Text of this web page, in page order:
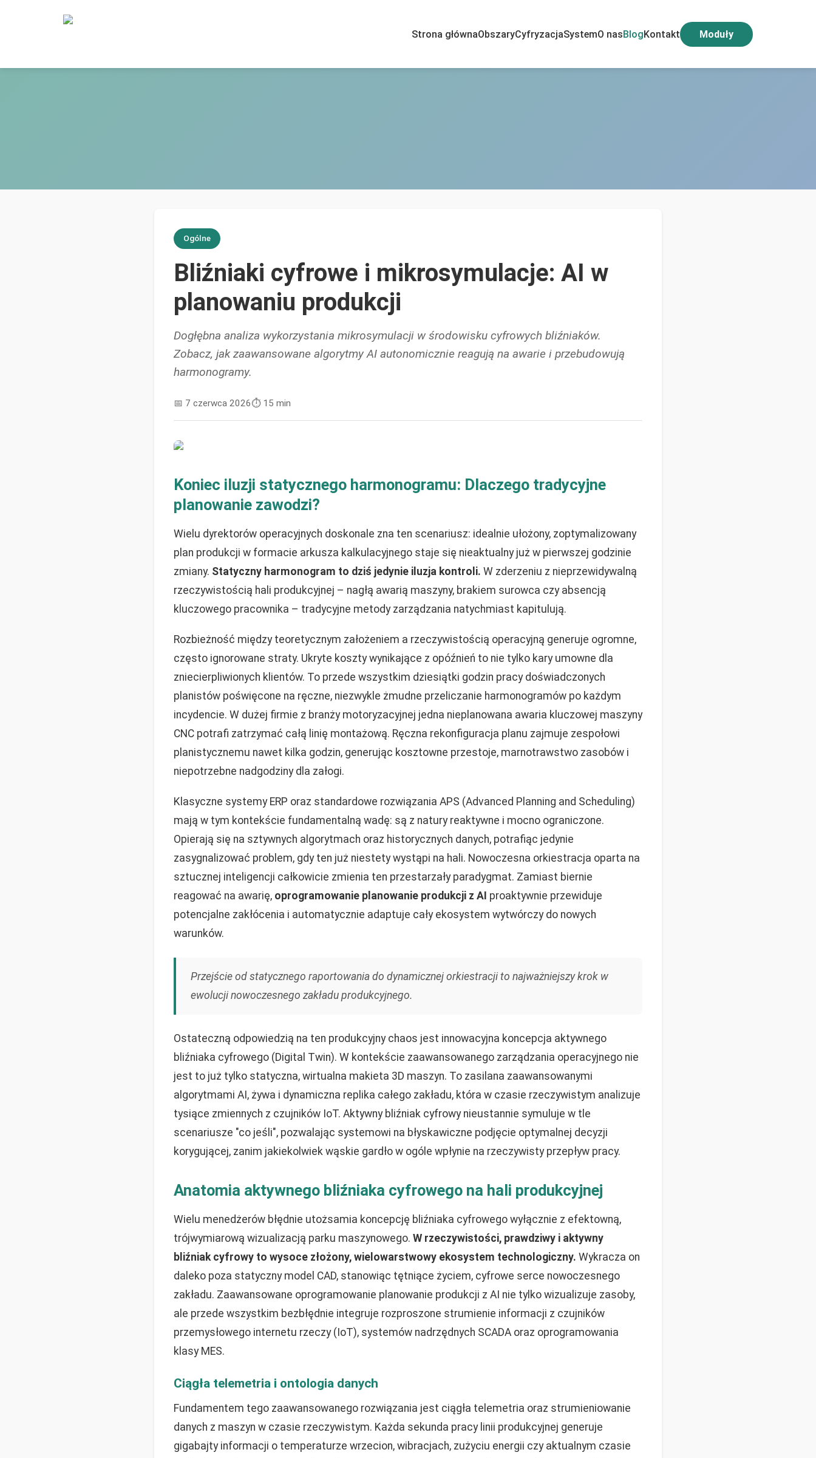
Strona głównaObszaryCyfryzacjaSystemO nasBlogKontakt Moduły
Ogólne
Bliźniaki cyfrowe i mikrosymulacje: AI w
planowaniu produkcji
Dogłębna analiza wykorzystania mikrosymulacji w środowisku cyfrowych bliźniaków.
Zobacz, jak zaawansowane algorytmy AI autonomicznie reagują na awarie i przebudowują
harmonogramy.
📅 7 czerwca 2026⏱️ 15 min
Koniec iluzji statycznego harmonogramu: Dlaczego tradycyjne
planowanie zawodzi?
Wielu dyrektorów operacyjnych doskonale zna ten scenariusz: idealnie ułożony, zoptymalizowany
plan produkcji w formacie arkusza kalkulacyjnego staje się nieaktualny już w pierwszej godzinie
zmiany. Statyczny harmonogram to dziś jedynie iluzja kontroli. W zderzeniu z nieprzewidywalną
rzeczywistością hali produkcyjnej – nagłą awarią maszyny, brakiem surowca czy absencją
kluczowego pracownika – tradycyjne metody zarządzania natychmiast kapitulują.
Rozbieżność między teoretycznym założeniem a rzeczywistością operacyjną generuje ogromne,
często ignorowane straty. Ukryte koszty wynikające z opóźnień to nie tylko kary umowne dla
zniecierpliwionych klientów. To przede wszystkim dziesiątki godzin pracy doświadczonych
planistów poświęcone na ręczne, niezwykle żmudne przeliczanie harmonogramów po każdym
incydencie. W dużej firmie z branży motoryzacyjnej jedna nieplanowana awaria kluczowej maszyny
CNC potrafi zatrzymać całą linię montażową. Ręczna rekonfiguracja planu zajmuje zespołowi
planistycznemu nawet kilka godzin, generując kosztowne przestoje, marnotrawstwo zasobów i
niepotrzebne nadgodziny dla załogi.
Klasyczne systemy ERP oraz standardowe rozwiązania APS (Advanced Planning and Scheduling)
mają w tym kontekście fundamentalną wadę: są z natury reaktywne i mocno ograniczone.
Opierają się na sztywnych algorytmach oraz historycznych danych, potrafiąc jedynie
zasygnalizować problem, gdy ten już niestety wystąpi na hali. Nowoczesna orkiestracja oparta na
sztucznej inteligencji całkowicie zmienia ten przestarzały paradygmat. Zamiast biernie
reagować na awarię, oprogramowanie planowanie produkcji z AI proaktywnie przewiduje
potencjalne zakłócenia i automatycznie adaptuje cały ekosystem wytwórczy do nowych
warunków.
Przejście od statycznego raportowania do dynamicznej orkiestracji to najważniejszy krok w
ewolucji nowoczesnego zakładu produkcyjnego.
Ostateczną odpowiedzią na ten produkcyjny chaos jest innowacyjna koncepcja aktywnego
bliźniaka cyfrowego (Digital Twin). W kontekście zaawansowanego zarządzania operacyjnego nie
jest to już tylko statyczna, wirtualna makieta 3D maszyn. To zasilana zaawansowanymi
algorytmami AI, żywa i dynamiczna replika całego zakładu, która w czasie rzeczywistym analizuje
tysiące zmiennych z czujników IoT. Aktywny bliźniak cyfrowy nieustannie symuluje w tle
scenariusze "co jeśli", pozwalając systemowi na błyskawiczne podjęcie optymalnej decyzji
korygującej, zanim jakiekolwiek wąskie gardło w ogóle wpłynie na rzeczywisty przepływ pracy.
Anatomia aktywnego bliźniaka cyfrowego na hali produkcyjnej
Wielu menedżerów błędnie utożsamia koncepcję bliźniaka cyfrowego wyłącznie z efektowną,
trójwymiarową wizualizacją parku maszynowego. W rzeczywistości, prawdziwy i aktywny
bliźniak cyfrowy to wysoce złożony, wielowarstwowy ekosystem technologiczny. Wykracza on
daleko poza statyczny model CAD, stanowiąc tętniące życiem, cyfrowe serce nowoczesnego
zakładu. Zaawansowane oprogramowanie planowanie produkcji z AI nie tylko wizualizuje zasoby,
ale przede wszystkim bezbłędnie integruje rozproszone strumienie informacji z czujników
przemysłowego internetu rzeczy (IoT), systemów nadrzędnych SCADA oraz oprogramowania
klasy MES.
Ciągła telemetria i ontologia danych
Fundamentem tego zaawansowanego rozwiązania jest ciągła telemetria oraz strumieniowanie
danych z maszyn w czasie rzeczywistym. Każda sekunda pracy linii produkcyjnej generuje
gigabajty informacji o temperaturze wrzecion, wibracjach, zużyciu energii czy aktualnym czasie